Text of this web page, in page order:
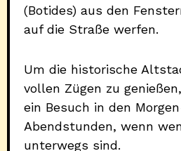
(Botides) aus den
auf die Straße werfen.
Um die historische
vollen Zügen zu
ein Besuch in den
Abendstunden, wenn
unterwegs sind.